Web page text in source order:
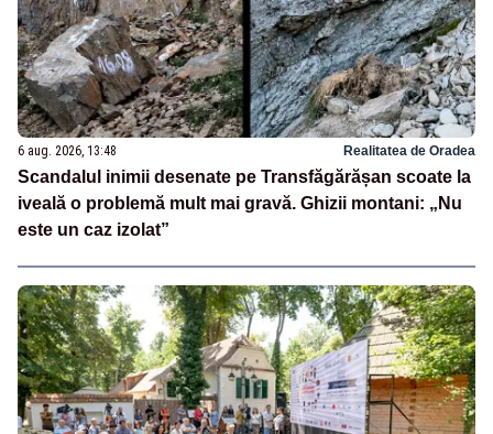
6 aug. 2026, 13:48 Realitatea de Oradea
Scandalul inimii desenate pe Transfăgărășan scoate la
iveală o problemă mult mai gravă. Ghizii montani: „Nu
este un caz izolat”